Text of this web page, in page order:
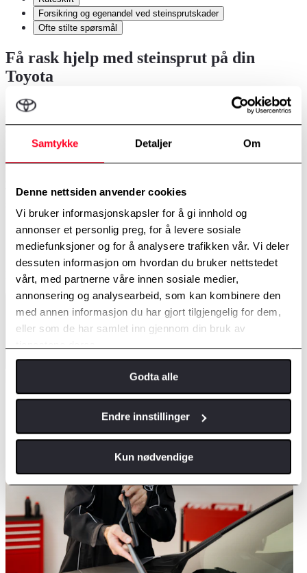
Samtykke Detaljer Om
Denne nettsiden anvender cookies
Vi bruker informasjonskapsler for å gi innhold og
annonser et personlig preg, for å levere sosiale
mediefunksjoner og for å analysere trafikken vår. Vi deler
dessuten informasjon om hvordan du bruker nettstedet
vårt, med partnerne våre innen sosiale medier,
annonsering og analysearbeid, som kan kombinere den
med annen informasjon du har gjort tilgjengelig for dem,
eller som de har samlet inn gjennom din bruk av
Godta alle
Endre innstillinger
Kun nødvendige
Forsikring og egenandel ved steinsprutskader
Ofte stilte spørsmål
Få rask hjelp med steinsprut på din
Toyota
Steinsprut oppstår ofte når stein løsner fra dekkene på bilen foran og
treffer ruten. Har du først fått en steinsprut er det viktig å få reparert
utbedres på noen få minutter uten kostnad.
Hos Toyota tilbyr vi profesjonell reparasjon av steinsprut for å sikre
Toyotaforhandlere har lang erfaring med reparasjon og ruteskift. Om
frontruta i henhold til Toyota standard.
Steinsprut-reparasjon
Bestill time i vår online kalender.
Avdelinger* Velg avdeling